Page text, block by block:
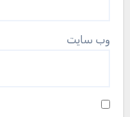
وب‌ سایت